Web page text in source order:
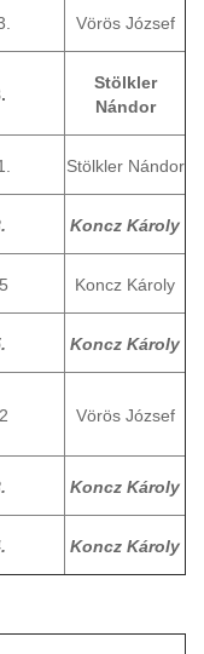
Vörös József
Stölkler
Nándor
Stölkler Nándor
Koncz Károly
Koncz Károly
Koncz Károly
Vörös József
Koncz Károly
Koncz Károly